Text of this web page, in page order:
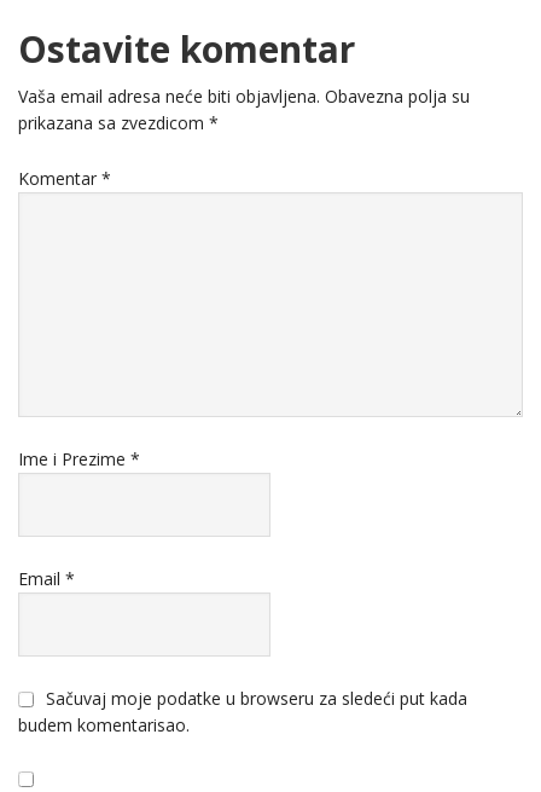
Ostavite komentar
Vaša email adresa neće biti objavljena. Obavezna polja su
prikazana sa zvezdicom *
Komentar *
Ime i Prezime *
Email *
Sačuvaj moje podatke u browseru za sledeći put kada
budem komentarisao.